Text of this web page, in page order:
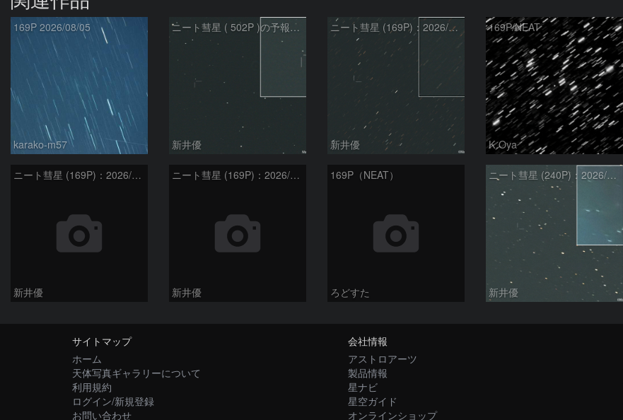
169P 2026/08/05
karako-m57
ニート彗星 ( 502P )の予報位置：2026/07/27
新井優
ニート彗星 (169P)：2026/07/09
新井優
169P/NEAT
K.Oya
ニート彗星 (169P)：2026/05/20
新井優
ニート彗星 (169P)：2026/05/30
新井優
169P（NEAT）
ろどすた
ニート彗星 (240P)：2026/03/21
新井優
サイトマップ
ホーム
天体写真ギャラリーについて
利用規約
ログイン/新規登録
お問い合わせ
会社情報
アストロアーツ
製品情報
星ナビ
星空ガイド
オンラインショップ